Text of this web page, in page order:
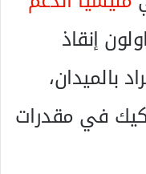
إنقاذ
بالميدان،
في مقدرات